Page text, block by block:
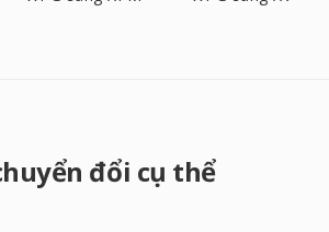
đổi cụ thể